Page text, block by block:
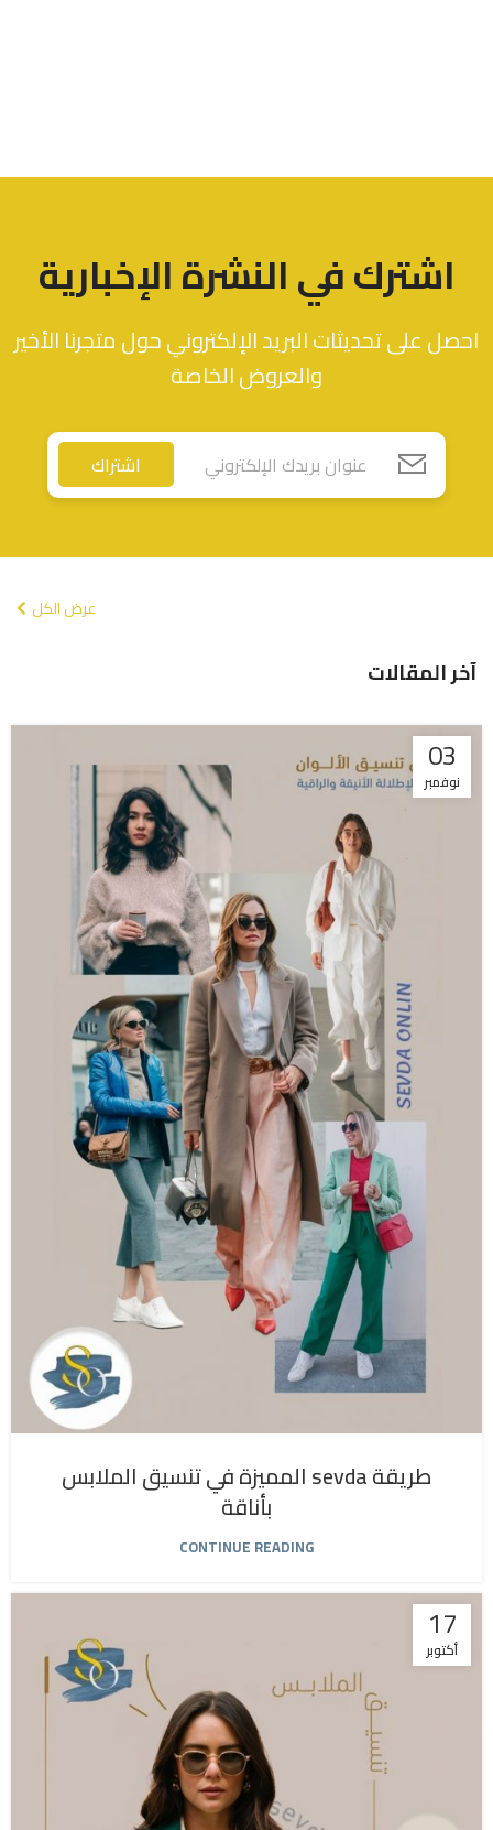
اشترك في النشرة الإخبارية
احصل على تحديثات البريد الإلكتروني حول متجرنا الأخير
والعروض الخاصة
اشتراك
عرض الكل
آخر المقالات
03
نوفمبر
طريقة sevda المميزة في تنسيق الملابس
بأناقة
CONTINUE READING
17
أكتوبر